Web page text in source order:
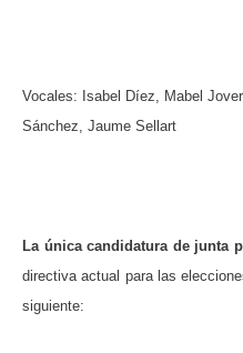
Vocales: Isabel Díez, Mabel
Sánchez, Jaume Sellart
La única candidatura de junta
directiva actual para las
siguiente: